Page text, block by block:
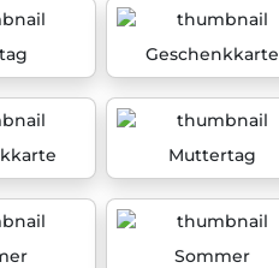
Geschenkkarte
Muttertag
Sommer